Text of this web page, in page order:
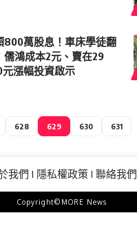
800萬股息！車床學徒翻
儒鴻成本2元、賣在29
漲幅投資啟示
628 629 630 631
我們 隱私權政策 聯絡我們
Copyright©MORE News